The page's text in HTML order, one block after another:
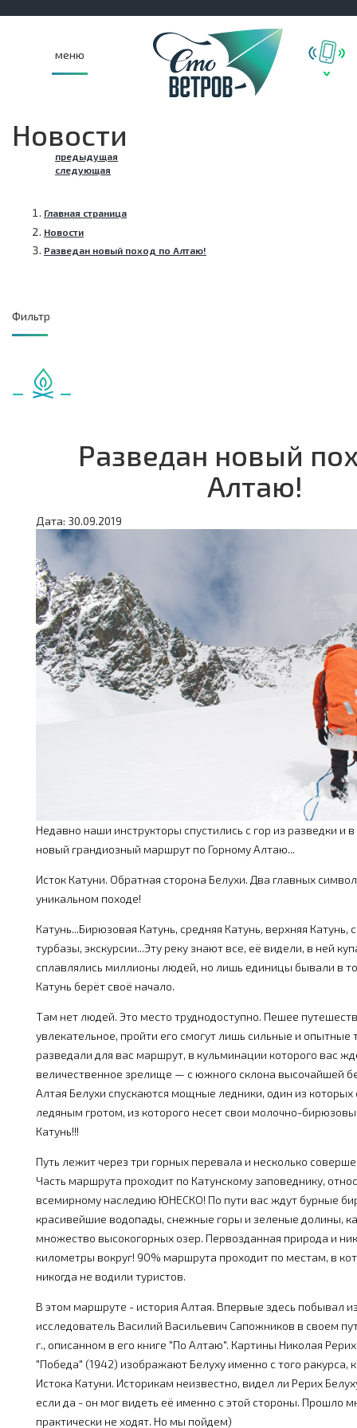
меню
Новости
предыдущая
следующая
Главная страница
Новости
Разведан новый поход по Алтаю!
Фильтр
Разведан новый
Алтаю!
Дата: 30.09.2019
Недавно наши инструкторы спустились с гор из разведки и
новый грандиозный маршрут по Горному Алтаю...
Исток Катуни. Обратная сторона Белухи. Два главных
уникальном походе!
Катунь...Бирюзовая Катунь, средняя Катунь, верхняя Катунь,
турбазы, экскурсии...Эту реку знают все, её видели, в ней
сплавлялись миллионы людей, но лишь единицы бывали в
Катунь берёт своё начало.
Там нет людей. Это место труднодоступно. Пешее
увлекательное, пройти его смогут лишь сильные и опытные
разведали для вас маршрут, в кульминации которого вас
величественное зрелище — с южного склона высочайшей
Алтая Белухи спускаются мощные ледники, один из
ледяным гротом, из которого несет свои молочно-
Катунь!!!
Путь лежит через три горных перевала и несколько
Часть маршрута проходит по Катунскому заповеднику,
всемирному наследию ЮНЕСКО! По пути вас ждут бурные
красивейшие водопады, снежные горы и зеленые долины,
множество высокогорных озер. Первозданная природа и
километры вокруг! 90% маршрута проходит по местам, в
никогда не водили туристов.
В этом маршруте - история Алтая. Впервые здесь побывал
исследователь Василий Васильевич Сапожников в своем
г., описанном в его книге "По Алтаю". Картины Николая
"Победа" (1942) изображают Белуху именно с того ракурса,
Истока Катуни. Историкам неизвестно, видел ли Рерих
если да - он мог видеть её именно с этой стороны. Прошло
практически не ходят. Но мы пойдем)